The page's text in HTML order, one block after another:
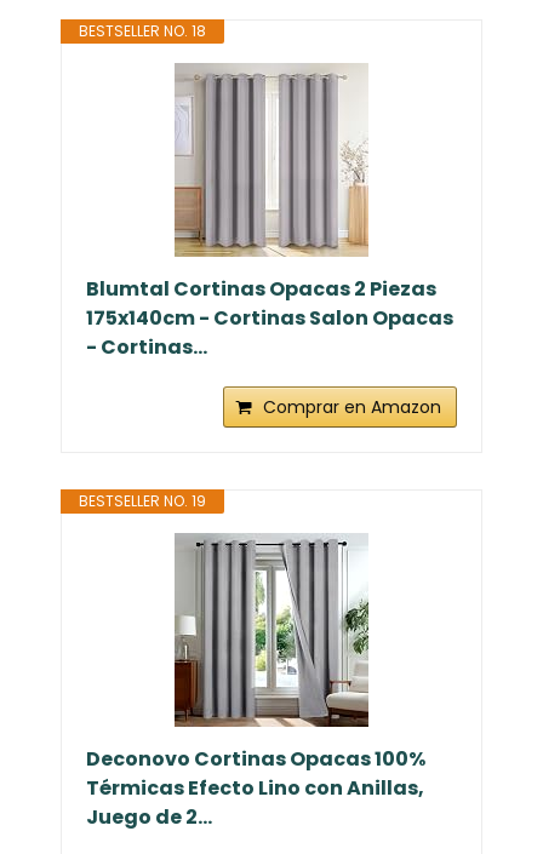
BESTSELLER NO. 18
Blumtal Cortinas Opacas 2 Piezas
175x140cm - Cortinas Salon Opacas
- Cortinas...
Comprar en Amazon
BESTSELLER NO. 19
Deconovo Cortinas Opacas 100%
Térmicas Efecto Lino con Anillas,
Juego de 2...